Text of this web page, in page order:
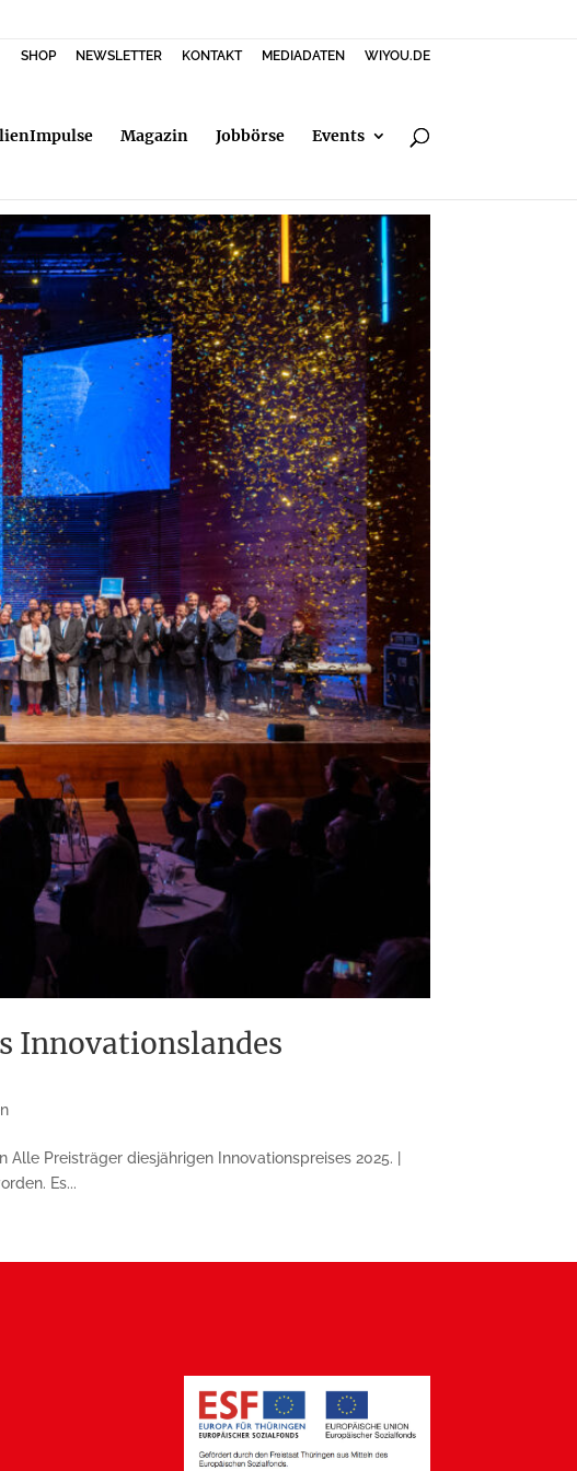
SHOP NEWSLETTER KONTAKT MEDIADATEN WIYOU.DE
Magazin Jobbörse Events
Innovationslandes
Preisträger diesjährigen Innovationspreises 2025. |
Es...